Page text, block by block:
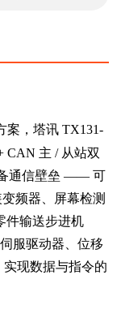
案，塔讯 TX131-
CAN 主 / 从站双
通信壁垒 —— 可
频器、屏幕检测
件输送步进机
服驱动器、位移
现数据与指令的